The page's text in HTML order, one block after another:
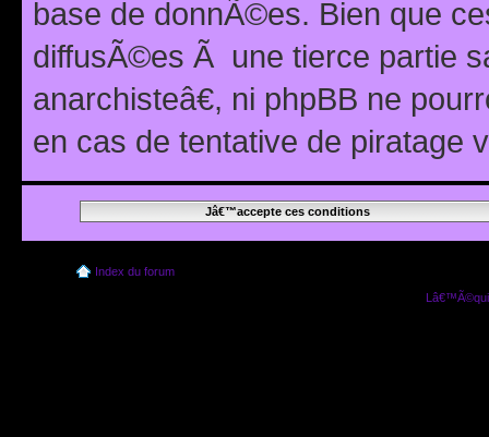
base de donnÃ©es. Bien que
diffusÃ©es Ã une tierce partie
anarchisteâ€, ni phpBB ne
en cas de tentative de piratage
Index du forum